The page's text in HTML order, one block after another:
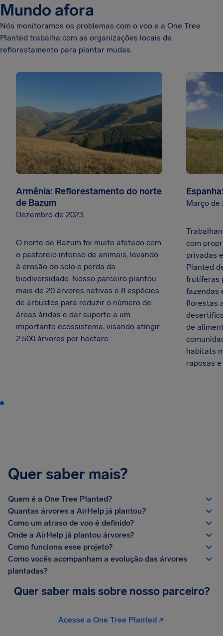
Mundo afora
Nós monitoramos os problemas com o voo e a One Tree
Planted trabalha com as organizações locais de
reflorestamento para plantar mudas.
Armênia: Reflorestamento do norte
de Bazum
Dezembro de 2023
O norte de Bazum foi muito afetado com
o pastoreio intenso de animais, levando
à erosão do solo e perda da
biodiversidade. Nosso parceiro plantou
mais de 20 árvores nativas e 8 espécies
de arbustos para reduzir o número de
áreas áridas e dar suporte a um
importante ecossistema, visando atingir
2.500 árvores por hectare.
Março de
com
privadas
Planted
frutíferas
fazendas
florestas
de
habitats
raposas
Quer saber mais?
Quem é a One Tree Planted?
Quantas árvores a AirHelp já plantou?
Como um atraso de voo é definido?
Onde a AirHelp já plantou árvores?
Como funciona esse projeto?
Como vocês acompanham a evolução das árvores
plantadas?
Quer saber mais sobre nosso parceiro?
Acesse a One Tree Planted